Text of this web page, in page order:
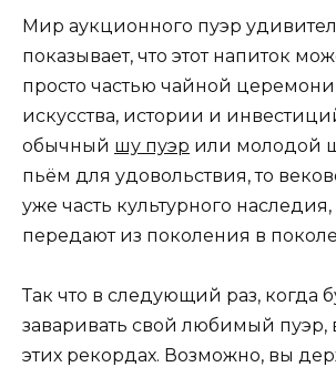
Мир аукционного пуэр
показывает, что этот напиток
просто частью чайной
искусства, истории и
обычный шу пуэр или молодой
пьём для удовольствия, то
уже часть культурного
передают из поколения в
Так что в следующий раз, когда
заваривать свой любимый пуэр,
этих рекордах. Возможно, вы